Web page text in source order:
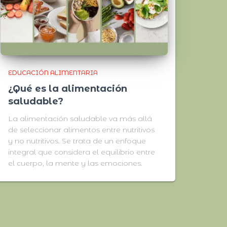
EDUCACIÓN ALIMENTARIA
¿Qué es la alimentación
saludable?
La alimentación saludable va más allá
de seleccionar alimentos entre nutritivos
y no nutritivos. Se trata de un enfoque
integral que considera el equilibrio entre
el cuerpo, la mente y las emociones.